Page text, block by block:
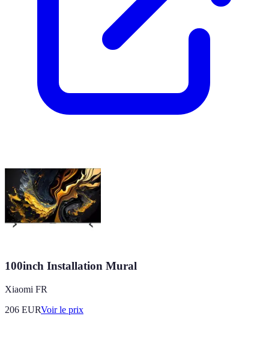
100inch Installation Mural
Xiaomi FR
206 EURVoir le prix